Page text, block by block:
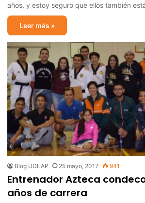
años, y estoy seguro que ellos también
Leer más »
Blog UDLAP 25 mayo, 2017 941
Entrenador Azteca
años de carrera